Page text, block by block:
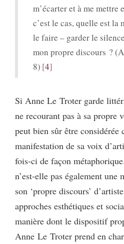
m’écarter et à me mettre
c’est le cas, quelle est la
le faire – garder le
mon propre discours ?
8) 4
Si Anne Le Troter garde
ne recourant pas à sa propre
peut bien sûr être considérée
manifestation de sa voix
fois-ci de façon
n’est-elle pas également une
son ‘propre discours’
approches esthétiques et
manière dont le dispositif
Anne Le Troter prend en